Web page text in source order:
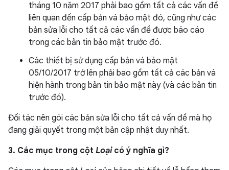
tháng 10 năm 2017 phải bao gồm tất cả các vấn đề
liên quan đến cấp bản vá bảo mật đó, cũng như các
bản sửa lỗi cho tất cả các vấn đề được báo cáo
trong các bản tin bảo mật trước đó.
Các thiết bị sử dụng cấp bản vá bảo mật
05/10/2017 trở lên phải bao gồm tất cả các bản vá
hiện hành trong bản tin bảo mật này (và các bản tin
trước đó).
Đối tác nên gói các bản sửa lỗi cho tất cả vấn đề mà họ
đang giải quyết trong một bản cập nhật duy nhất.
3. Các mục trong cột Loạicó ý nghĩa gì?